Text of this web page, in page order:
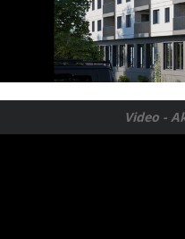
Video -